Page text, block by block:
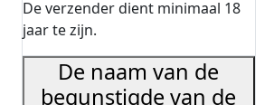
De verzender dient minimaal 18
jaar te zijn.
De naam van de
begunstigde van de